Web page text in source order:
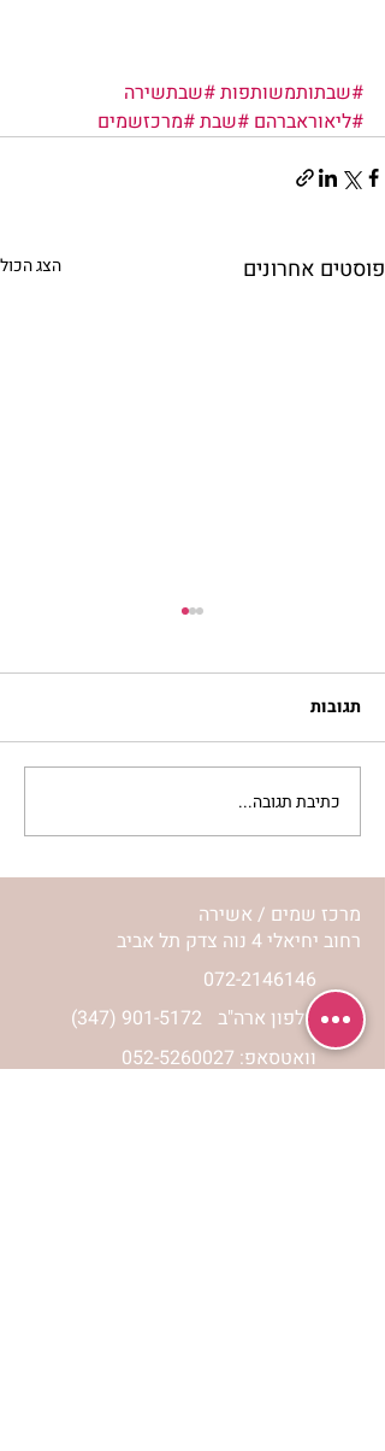
#שבתותמשותפות#שבתשירה
#ליאוראברהם #שבת#מרכזשמים
פוסטים אחרונים הצג הכול
מתגעגעות לבית המפגש,
השיעור לתשעה באב | הר'
ימימה מזרחי
תגובות
כתיבת תגובה...
מרכז שמים / אשירה
רחוב יחיאלי 4 נוה צדק תל אביב
072-2146146
(347) 901-5172 טלפון ארה"ב
וואטסאפ: 052-5260027